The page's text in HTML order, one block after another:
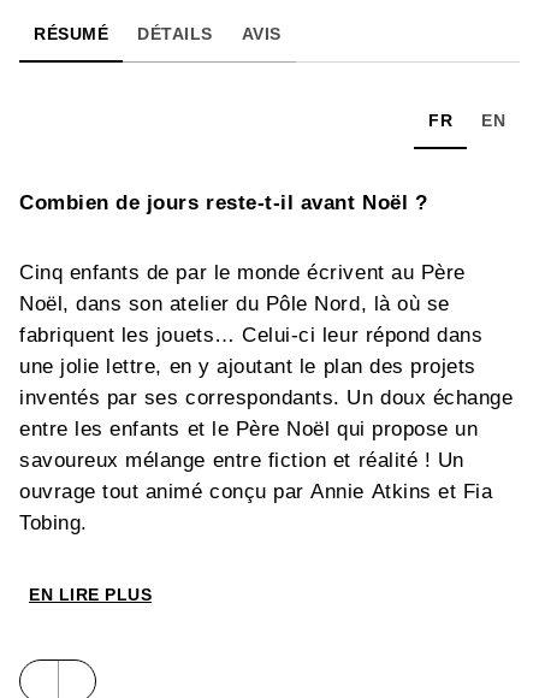
RÉSUMÉ DÉTAILS AVIS
FR EN
Combien de jours reste-t-il avant Noël ?
Cinq enfants de par le monde écrivent au Père
Noël, dans son atelier du Pôle Nord, là où se
fabriquent les jouets… Celui-ci leur répond dans
une jolie lettre, en y ajoutant le plan des projets
inventés par ses correspondants. Un doux échange
entre les enfants et le Père Noël qui propose un
savoureux mélange entre fiction et réalité ! Un
ouvrage tout animé conçu par Annie Atkins et Fia
Tobing.
EN LIRE PLUS